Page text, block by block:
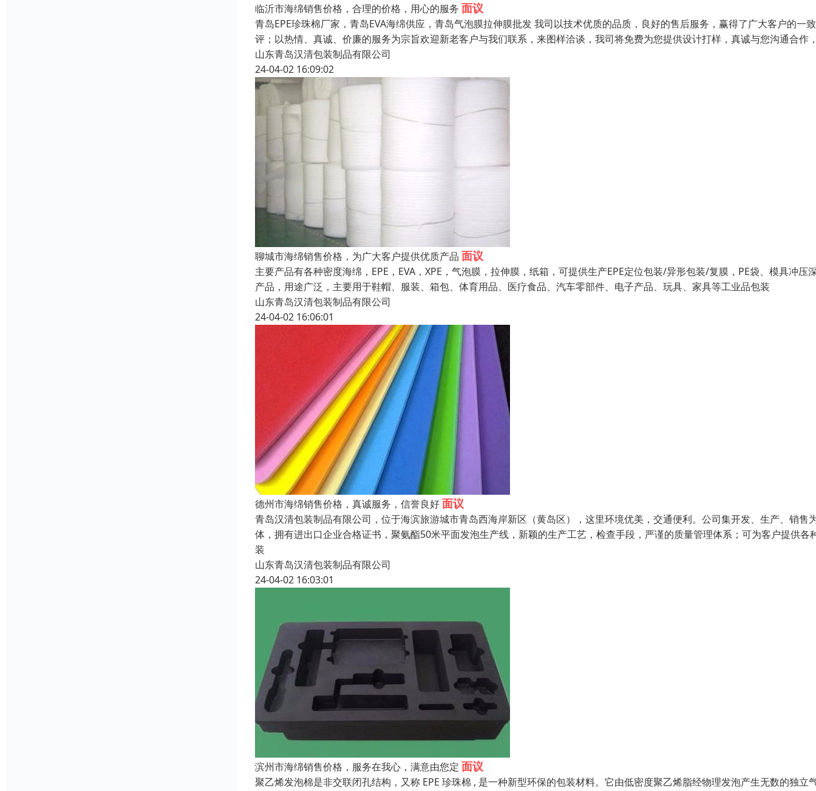
临沂市海绵销售价格，合理的价格，用心的服务 面议
青岛EPE珍珠棉厂家，青岛EVA海绵供应，青岛气泡膜拉伸膜批发 我司以技术优质的品质，良好的售后服务，赢得了广大客户的一
评；以热情、真诚、价廉的服务为宗旨欢迎新老客户与我们联系，来图样洽谈，我司将免费为您提供设计打样，真诚与您沟通合作
山东青岛汉清包装制品有限公司
24-04-02 16:09:02
聊城市海绵销售价格，为广大客户提供优质产品 面议
主要产品有各种密度海绵，EPE，EVA，XPE，气泡膜，拉伸膜，纸箱，可提供生产EPE定位包装/异形包装/复膜，PE袋、模具冲压
产品，用途广泛，主要用于鞋帽、服装、箱包、体育用品、医疗食品、汽车零部件、电子产品、玩具、家具等工业品包装
山东青岛汉清包装制品有限公司
24-04-02 16:06:01
德州市海绵销售价格，真诚服务，信誉良好面议
青岛汉清包装制品有限公司，位于海滨旅游城市青岛西海岸新区（黄岛区），这里环境优美，交通便利。公司集开发、生产、销售
体，拥有进出口企业合格证书，聚氨酯50米平面发泡生产线，新颖的生产工艺，检查手段，严谨的质量管理体系；可为客户提供各
装
山东青岛汉清包装制品有限公司
24-04-02 16:03:01
滨州市海绵销售价格，服务在我心，满意由您定 面议
聚乙烯发泡棉是非交联闭孔结构，又称 EPE 珍珠棉 , 是一种新型环保的包装材料。它由低密度聚乙烯脂经物理发泡产生无数的独立